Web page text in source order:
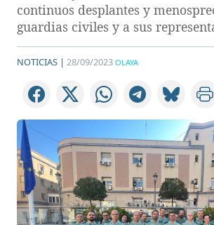
continuos desplantes y
guardias civiles y a sus
NOTICIAS | 28/09/2023 OLAYA